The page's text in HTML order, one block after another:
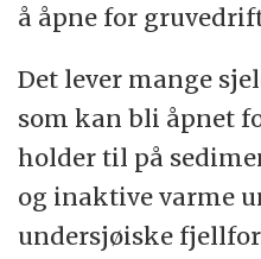
å åpne for
Det lever mange
som kan bli åpnet
holder til på
og inaktive varme
undersjøiske